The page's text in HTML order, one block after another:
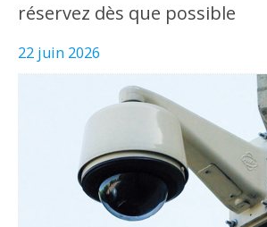
réservez dès que possible
22 juin 2026